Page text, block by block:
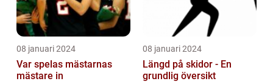
08 januari 2024
Var spelas mästarnas
mästare in
08 januari 2024
Längd på skidor - En
grundlig översikt